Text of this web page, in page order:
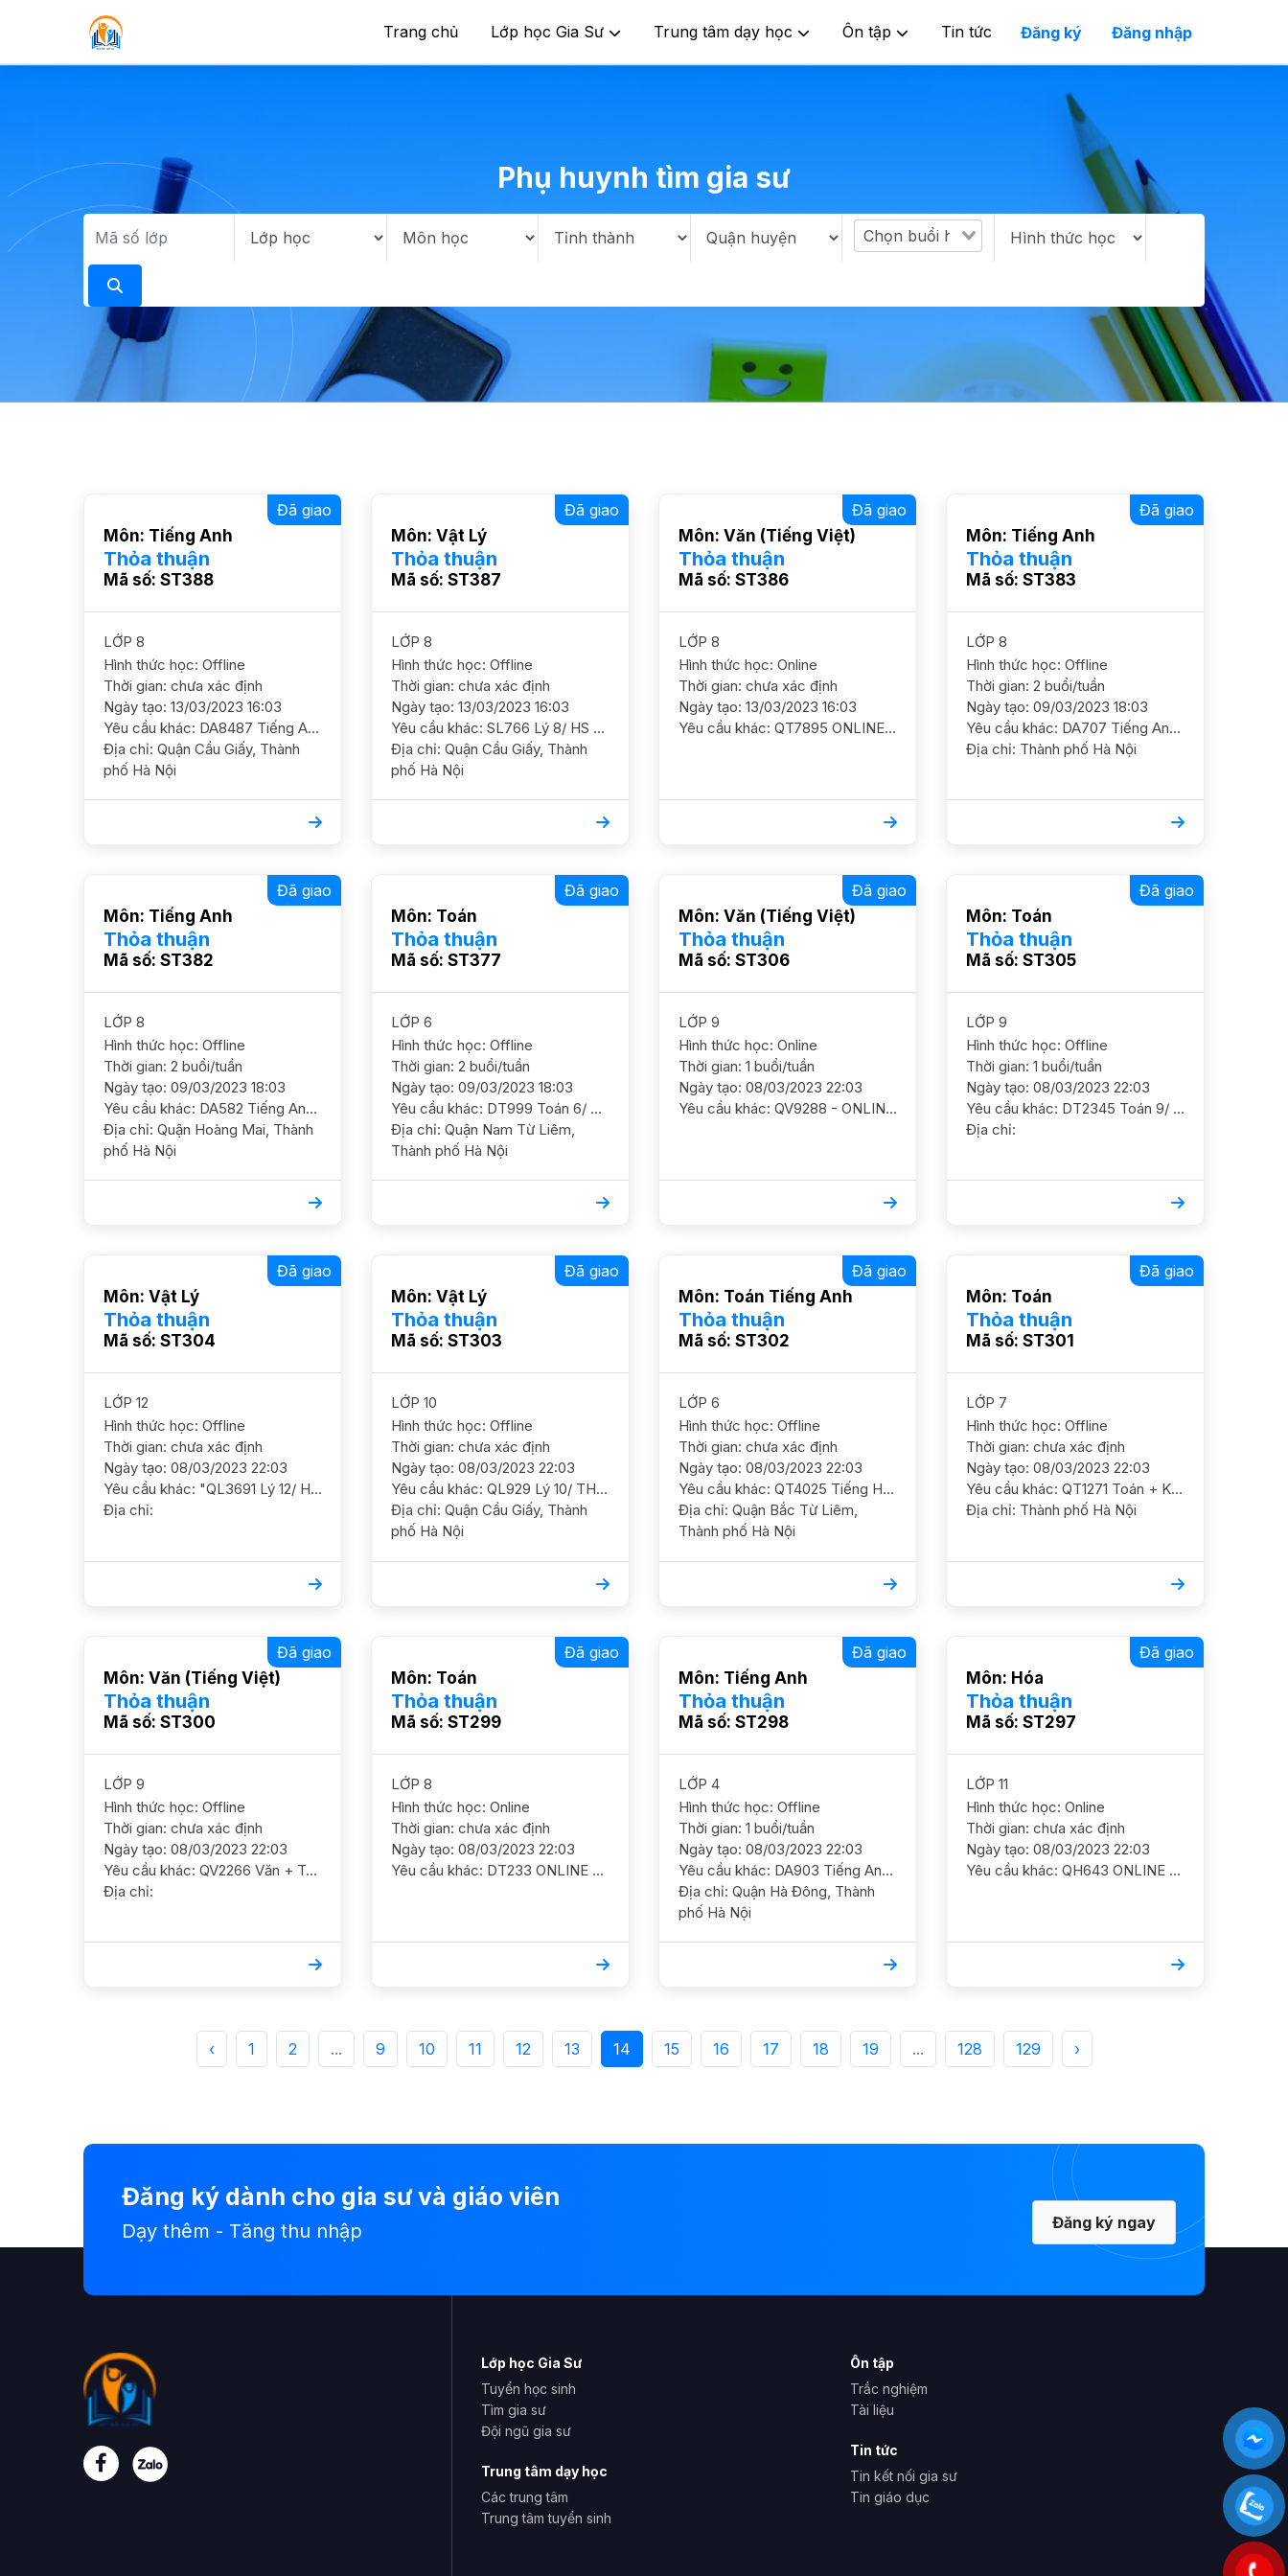
Đăng ký Đăng nhập
Trang chủ Lớp học Gia Sư Trung tâm dạy học Ôn tập Tin tức
Phụ huynh tìm gia sư
Môn: Tiếng Anh
Thỏa thuận
Mã số: ST388
Đã giao
LỚP 8
Hình thức học: Offline
Thời gian: chưa xác định
Ngày tạo: 13/03/2023 16:03
Yêu cầu khác: DA8487 Tiếng Anh 8/ HS nam/ HL TBk Điểm số k ổn định. Cần ôn luyện chắc kiến thức cơ bản và nâng cao dần mục tiêu 7-8 ĐC Phùng Chí Kiên, Cầu Giấy GS NỮ 180 -200
Địa chỉ: Quận Cầu Giấy, Thành
phố Hà Nội
Môn: Vật Lý
Thỏa thuận
Mã số: ST387
Đã giao
LỚP 8
Hình thức học: Offline
Thời gian: chưa xác định
Ngày tạo: 13/03/2023 16:03
Yêu cầu khác: SL766 Lý 8/ HS nữ/ HL TB Cần học chắc cơ bản và ôn luyện thêm nắm vững kiến thức trong kỳ 2 GS NỮ. ĐC ngách 381/60 Nguyễn Khang, Yên Hòa, Cầu Giấy
Địa chỉ: Quận Cầu Giấy, Thành
phố Hà Nội
Môn: Văn (Tiếng Việt)
Thỏa thuận
Mã số: ST386
Đã giao
LỚP 8
Hình thức học: Online
Thời gian: chưa xác định
Ngày tạo: 13/03/2023 16:03
Yêu cầu khác: QT7895 ONLINE - HS ở Quốc Oai Văn 8/ HS nam / HL Khá Cần GS ôn luyện chắc kiến thức cơ bản và nâng cao thêm YC GS nam nữ ok
Môn: Tiếng Anh
Thỏa thuận
Mã số: ST383
Đã giao
LỚP 8
Hình thức học: Offline
Thời gian: 2 buổi/tuần
Ngày tạo: 09/03/2023 18:03
Yêu cầu khác: DA707 Tiếng Anh 4 / HS nam/ TH Đoàn Thị Điểm/ HL TB Tiếng Anh 8/ HS nữ/ THCS Ams/ HL Khá Cần ôn luyện thêm ngữ pháp, chắc kiến thức 1GS dạy cả 2 HS GS nữ. ĐC đối diện Keangnam Phạm Hùng
Địa chỉ: Thành phố Hà Nội
Môn: Tiếng Anh
Thỏa thuận
Mã số: ST382
Đã giao
LỚP 8
Hình thức học: Offline
Thời gian: 2 buổi/tuần
Ngày tạo: 09/03/2023 18:03
Yêu cầu khác: DA582 Tiếng Anh 8/ HS nam/ Tân Định/ HL Khá Cần GS ôn luyện nâng cao thêm, mục tiêu thi HSG cấp Quận GS nam ĐC 19/29 Đường Giáp Bát, P Giáp Bát, Hoàng Mai Học phí 200-250
Địa chỉ: Quận Hoàng Mai, Thành
phố Hà Nội
Môn: Toán
Thỏa thuận
Mã số: ST377
Đã giao
LỚP 6
Hình thức học: Offline
Thời gian: 2 buổi/tuần
Ngày tạo: 09/03/2023 18:03
Yêu cầu khác: DT999 Toán 6/ HS nữ/ Xuân Phương/ HL TB cần ôn luyện chắc kiến thức cơ bản theo ct SGK của bộ GS nam nữ ok. Sư Phạm ĐC sau trường cấp 3 Xuân Phương, Nam Từ Liêm Học phí 150-170
Địa chỉ: Quận Nam Từ Liêm,
Thành phố Hà Nội
Môn: Văn (Tiếng Việt)
Thỏa thuận
Mã số: ST306
Đã giao
LỚP 9
Hình thức học: Online
Thời gian: 1 buổi/tuần
Ngày tạo: 08/03/2023 22:03
Yêu cầu khác: QV9288 - ONLINE Văn 9/ HS nam/ HL TBK HS thi chuyên toán, cần luyện cách viết văn YC GS nam nữ ok
Môn: Toán
Thỏa thuận
Mã số: ST305
Đã giao
LỚP 9
Hình thức học: Offline
Thời gian: 1 buổi/tuần
Ngày tạo: 08/03/2023 22:03
Yêu cầu khác: DT2345 Toán 9/ HS nữ/ HL Khá HS đạt 7+ Cần nắm chắc kiến thức và ôn luyện thêm Mục tiêu 8 - 9 điểm YC GS nam nữ ok DC Kim Mã, Ba Đình Học phí 180-220 Học t7, CN
Địa chỉ:
Môn: Vật Lý
Thỏa thuận
Mã số: ST304
Đã giao
LỚP 12
Hình thức học: Offline
Thời gian: chưa xác định
Ngày tạo: 08/03/2023 22:03
Yêu cầu khác: "QL3691 Lý 12/ HS nam/ HL Khá Cần GS giúp ôn luyện, củng cố, nắm chắc kiến thức và ôn luyện thi ĐH Dạy tại nhà ĐC Hàng Da, Hoàn Kiếm YC GS nam nữ ok, có kn HS học sáng, chiều rảnh học từ 14h30 trở đi
Địa chỉ:
Môn: Vật Lý
Thỏa thuận
Mã số: ST303
Đã giao
LỚP 10
Hình thức học: Offline
Thời gian: chưa xác định
Ngày tạo: 08/03/2023 22:03
Yêu cầu khác: QL929 Lý 10/ THPT MC/ HS nam/ HL TB Cần học chắc cơ bản và ôn luyện Lý, ko yêu cầu cao ĐC Nguyễn Chánh, Cầu Giấy HS trống các buổi chiều trong tuần. HS muốn học 2-3 buổi trước khi nghỉ tết GS nữ. Học phí 160 - 180k/b/2h
Địa chỉ: Quận Cầu Giấy, Thành
phố Hà Nội
Môn: Toán Tiếng Anh
Thỏa thuận
Mã số: ST302
Đã giao
LỚP 6
Hình thức học: Offline
Thời gian: chưa xác định
Ngày tạo: 08/03/2023 22:03
Yêu cầu khác: QT4025 Tiếng Hàn+ toán + anh 6/ HS nữ/ THCS Cầu Diễn/ HS mới bắt đầu học Cần GS ôn luyện chắc kiến thức cơ bản Dạy tại nhà ĐC Chung cư The Zei, số 8 Lê Đức Thọ YC GS nữ
Địa chỉ: Quận Bắc Từ Liêm,
Thành phố Hà Nội
Môn: Toán
Thỏa thuận
Mã số: ST301
Đã giao
LỚP 7
Hình thức học: Offline
Thời gian: chưa xác định
Ngày tạo: 08/03/2023 22:03
Yêu cầu khác: QT1271 Toán + Khoa Học ( Lý Hóa )7/ HS nam/ HL TB Cần GS ôn luyện chắc kiến thức cơ bản và nâng cao thêm Dạy tại ĐC 23 Bà triệu YC GS nam
Địa chỉ: Thành phố Hà Nội
Môn: Văn (Tiếng Việt)
Thỏa thuận
Mã số: ST300
Đã giao
LỚP 9
Hình thức học: Offline
Thời gian: chưa xác định
Ngày tạo: 08/03/2023 22:03
Yêu cầu khác: QV2266 Văn + TA 9/ HS nam/ HL Khá Cần GS ôn luyện chắc kiến thức và nâng cao thêm Dạy tại nhà ĐC ngõ 63 Nguyễn An Ninh, phường Tương Mai, quận Hoàng Mai YC GS nam nữ ok, ưu tiên nam Học phí 180-220 *Số 9K21
Địa chỉ:
Môn: Toán
Thỏa thuận
Mã số: ST299
Đã giao
LỚP 8
Hình thức học: Online
Thời gian: chưa xác định
Ngày tạo: 08/03/2023 22:03
Yêu cầu khác: DT233 ONLINE - HS ở Đông Anh Toán 8/ HS nam/ HL khá Cần ôn luyện nắm chắc kiến thức và học nâng cao thêm YC GS nam, có kinh nghiệm. 1 Buổi/ tuần Ra tết học
Môn: Tiếng Anh
Thỏa thuận
Mã số: ST298
Đã giao
LỚP 4
Hình thức học: Offline
Thời gian: 1 buổi/tuần
Ngày tạo: 08/03/2023 22:03
Yêu cầu khác: DA903 Tiếng Anh 4/ HS nữ/ trường công ở Hà Đông Cần bổ trợ ngữ pháp và giao tiếp Dạy tại nhà ĐC đường tô hiệu, hà đông (gần mê linh plaza) YC GS nữ Học phsi 150-170
Địa chỉ: Quận Hà Đông, Thành
phố Hà Nội
Môn: Hóa
Thỏa thuận
Mã số: ST297
Đã giao
LỚP 11
Hình thức học: Online
Thời gian: chưa xác định
Ngày tạo: 08/03/2023 22:03
Yêu cầu khác: QH643 ONLINE - HS ở Thanh Xuân Hóa 11/ HS nữ/ THPT Khương Đình Cần ôn luyện chắc cơ bản và nâng cao thêm để con tốt kiến thức thi tốt nghiệp Mục tiêu 8+ Học phí 150k/b/2h ĐC Khương Đình, Thanh Xuân
‹ 1 2 ... 9 10 11 12 13 14 15 16 17 18 19 ... 128 129 ›
Đăng ký dành cho gia sư và giáo viên
Dạy thêm - Tăng thu nhập Đăng ký ngay
Lớp học Gia Sư
Tuyển học sinh
Tìm gia sư
Đội ngũ gia sư
Trung tâm dạy học
Các trung tâm
Trung tâm tuyển sinh
Ôn tập
Trắc nghiệm
Tài liệu
Tin tức
Tin kết nối gia sư
Tin giáo dục